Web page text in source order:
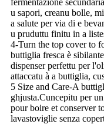
fermentazione
u sapori, creanu bolle,
a salute per via di e
u pruduttu finitu in a
4-Turn the top cover to
buttiglia fresca è
dispenser perfettu per
attaccatu à a buttiglia,
5 Size and Care-A
ghjusta.Cuncepitu per
pour boire et conserver
lavastoviglie senza